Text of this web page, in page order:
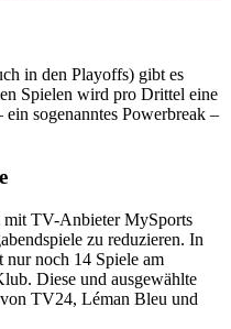
in den Playoffs) gibt es
Spielen wird pro Drittel eine
sogenanntes Powerbreak –
mit TV-Anbieter MySports
zu reduzieren. In
nur noch 14 Spiele am
Diese und ausgewählte
TV24, Léman Bleu und